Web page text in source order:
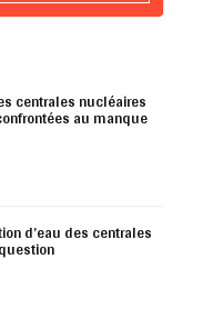
centrales nucléaires
au manque
d’eau des centrales